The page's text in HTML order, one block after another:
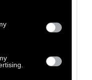
να παρέμβει ο
συγγνώμη από
του ΚΚΕ
προέδρου της
ο Γιώργος